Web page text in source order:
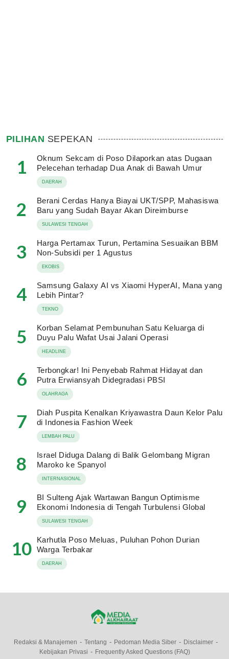
PILIHAN SEPEKAN
1
Oknum Sekcam di Poso Dilaporkan atas Dugaan
Pelecehan terhadap Dua Anak di Bawah Umur
DAERAH
2
Berani Cerdas Hanya Biayai UKT/SPP, Mahasiswa
Baru yang Sudah Bayar Akan Direimburse
SULAWESI TENGAH
3
Harga Pertamax Turun, Pertamina Sesuaikan BBM
Non-Subsidi per 1 Agustus
EKOBIS
4
Samsung Galaxy AI vs Xiaomi HyperAI, Mana yang
Lebih Pintar?
TEKNO
5
Korban Selamat Pembunuhan Satu Keluarga di
Duyu Palu Wafat Usai Jalani Operasi
HEADLINE
6
Terbongkar! Ini Penyebab Rahmat Hidayat dan
Putra Erwiansyah Didegradasi PBSI
OLAHRAGA
7
Diah Puspita Kenalkan Kriyawastra Daun Kelor Palu
di Indonesia Fashion Week
LEMBAH PALU
8
Israel Diduga Dalang di Balik Gelombang Migran
Maroko ke Spanyol
INTERNASIONAL
9
BI Sulteng Ajak Wartawan Bangun Optimisme
Ekonomi Indonesia di Tengah Turbulensi Global
SULAWESI TENGAH
10
Karhutla Poso Meluas, Puluhan Pohon Durian
Warga Terbakar
DAERAH
Redaksi & Manajemen Tentang Pedoman Media Siber
Disclaimer
Kebijakan Privasi
Frequently Asked Questions (FAQ)